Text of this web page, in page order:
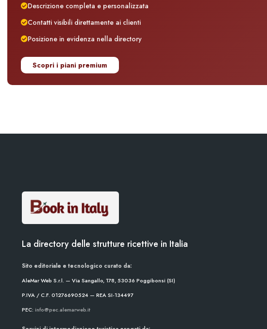
Descrizione completa e personalizzata
Contatti visibili direttamente ai clienti
Posizione in evidenza nella directory
Scopri i piani premium
La directory delle strutture ricettive in Italia
Sito editoriale e tecnologico curato da:
AleMar Web S.r.l. — Via Sangallo, 178, 53036 Poggibonsi (SI)
P.IVA / C.F. 01276690524 — REA SI-134497
PEC: info@pec.alemarweb.it